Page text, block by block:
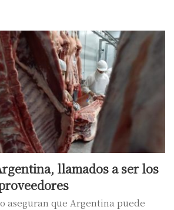
llamados a ser los
aseguran que Argentina puede